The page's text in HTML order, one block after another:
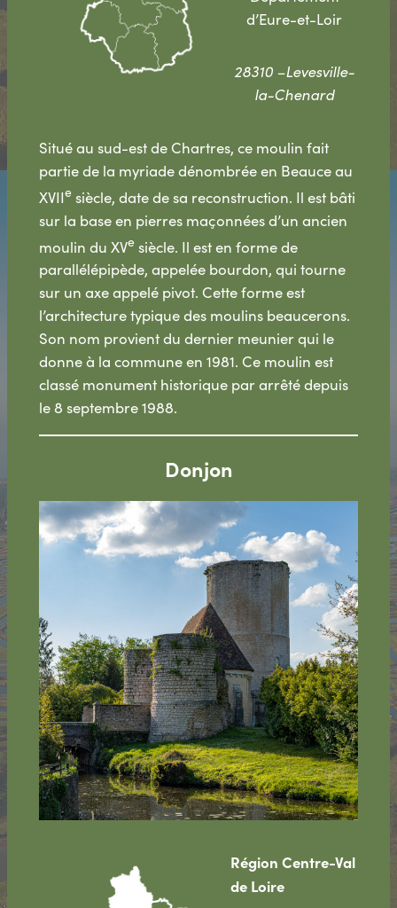
d’Eure-et-Loir
28310 –Levesville-
la-Chenard
Situé au sud-est de Chartres, ce moulin fait
partie de la myriade dénombrée en Beauce au
XVIIesiècle, date de sa reconstruction. Il est bâti
sur la base en pierres maçonnées d’un ancien
moulin du XVesiècle. Il est en forme de
parallélépipède, appelée bourdon, qui tourne
sur un axe appelé pivot. Cette forme est
l’architecture typique des moulins beaucerons.
Son nom provient du dernier meunier qui le
donne à la commune en 1981. Ce moulin est
classé monument historique par arrêté depuis
le 8 septembre 1988.
Donjon
Région Centre-Val
de Loire